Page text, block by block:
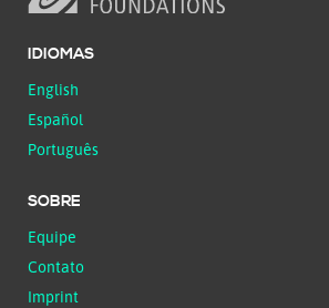
IDIOMAS
English
Español
Português
SOBRE
Equipe
Contato
Imprint